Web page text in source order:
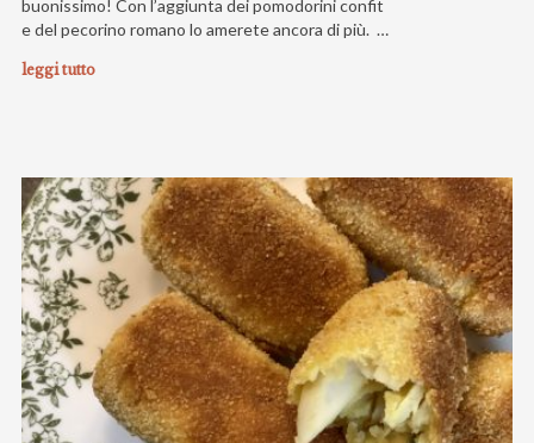
buonissimo! Con l’aggiunta dei pomodorini confit
e del pecorino romano lo amerete ancora di più. …
leggi tutto